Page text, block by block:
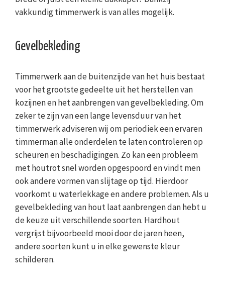
vakkundig timmerwerk is van alles mogelijk.
Gevelbekleding
Timmerwerk aan de buitenzijde van het huis bestaat
voor het grootste gedeelte uit het herstellen van
kozijnen en het aanbrengen van gevelbekleding. Om
zeker te zijn van een lange levensduur van het
timmerwerk adviseren wij om periodiek een ervaren
timmerman alle onderdelen te laten controleren op
scheuren en beschadigingen. Zo kan een probleem
met houtrot snel worden opgespoord en vindt men
ook andere vormen van slijtage op tijd. Hierdoor
voorkomt u waterlekkage en andere problemen. Als u
gevelbekleding van hout laat aanbrengen dan hebt u
de keuze uit verschillende soorten. Hardhout
vergrijst bijvoorbeeld mooi door de jaren heen,
andere soorten kunt u in elke gewenste kleur
schilderen.